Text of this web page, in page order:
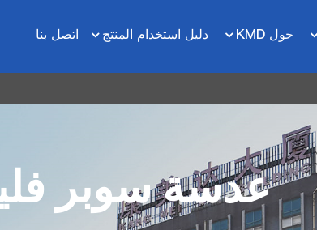
حول KMD دليل استخدام المنتج اتصل بنا
عدسة سوبر